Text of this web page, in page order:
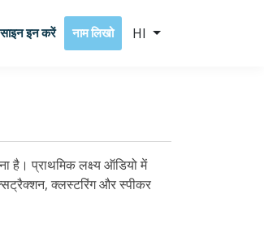
साइन इन करें नाम लिखो HI
है। प्राथमिक लक्ष्य ऑडियो में
क्लस्टरिंग और स्पीकर